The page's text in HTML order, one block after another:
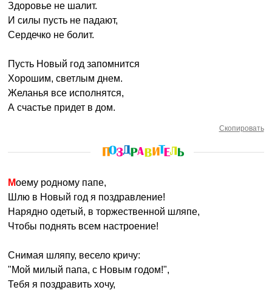
Здоровье не шалит.
И силы пусть не падают,
Сердечко не болит.
Пусть Новый год запомнится
Хорошим, светлым днем.
Желанья все исполнятся,
А счастье придет в дом.
Скопировать
Моему родному папе,
Шлю в Новый год я поздравление!
Нарядно одетый, в торжественной шляпе,
Чтобы поднять всем настроение!
Снимая шляпу, весело кричу:
"Мой милый папа, с Новым годом!",
Тебя я поздравить хочу,